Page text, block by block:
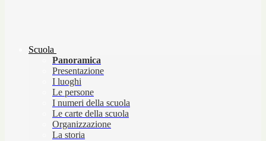
Scuola
Panoramica
Presentazione
I luoghi
Le persone
I numeri della scuola
Le carte della scuola
Organizzazione
La storia